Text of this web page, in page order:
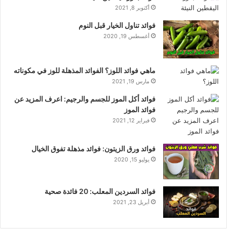
أكتوبر 8, 2021
فوائد تناول الخيار قبل النوم
أغسطس 19, 2020
ماهي فوائد اللوز؟ الفوائد المذهلة للوز في مكوناته
مارس 19, 2021
فوائد أكل الموز للجسم والرجيم: اعرف المزيد عن
فوائد الموز
فبراير 12, 2021
فوائد ورق الزيتون: فوائد مذهلة تفوق الخيال
يوليو 15, 2020
فوائد السردين المعلب: 20 فائدة صحية
أبريل 23, 2021